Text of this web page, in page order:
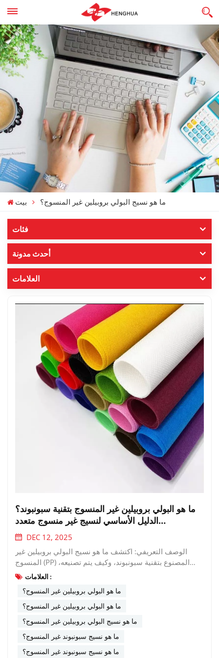
بيت ما هو نسيج البولي بروبيلين غير المنسوج؟
فئات
أحدث مدونة
العلامات
ما هو البولي بروبيلين غير المنسوج بتقنية سبونبوند؟
الدليل الأساسي لنسيج غير منسوج متعدد
الاستخدامات
DEC 12, 2025
الوصف التعريفي: اكتشف ما هو نسيج البولي بروبيلين غير
المنسوج (PP) المصنوع بتقنية سبونبوند، وكيف يتم تصنيعه،
وخصائصه الرئيسية، ولماذا يعتبر مادة بالغة الأهمية في مختلف
تسوق قابلة لإعادة الاستخدام، أو ارتداء رداء طبي للاستخدام
مرة واحدة، أو ملاحظة غطاء واقٍ على حقل مزروع حديثًا، فمن
المحتمل أنك قد واجهت...بولي بروبيلين غير منسوجيُعد هذا
النسيج الهندسي متعدد الاستخدامات أحد أكثر المواد غير
المنسوجة استخدامًا في العالم. ولكن ما هو بالضبط، وما الذي
يجعله مميزًا جدًا؟يشرح هذا الدليل أساسيات نسيج البولي
العلامات :
ما هو البولي بروبيلين غير المنسوج؟
ما هو البولي بروبيلين غير المنسوج؟
ما هو نسيج البولي بروبيلين غير المنسوج؟
ما هو نسيج سبونبوند غير المنسوج؟
ما هو نسيج سبونبوند غير المنسوج؟